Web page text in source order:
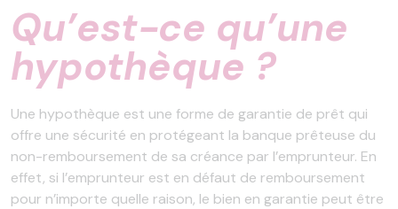
Qu’est-ce qu’une
hypothèque ?
Une hypothèque est une forme de garantie de prêt qui
offre une sécurité en protégeant la banque prêteuse du
non-remboursement de sa créance par l’emprunteur. En
effet, si l’emprunteur est en défaut de remboursement
pour n’importe quelle raison, le bien en garantie peut être